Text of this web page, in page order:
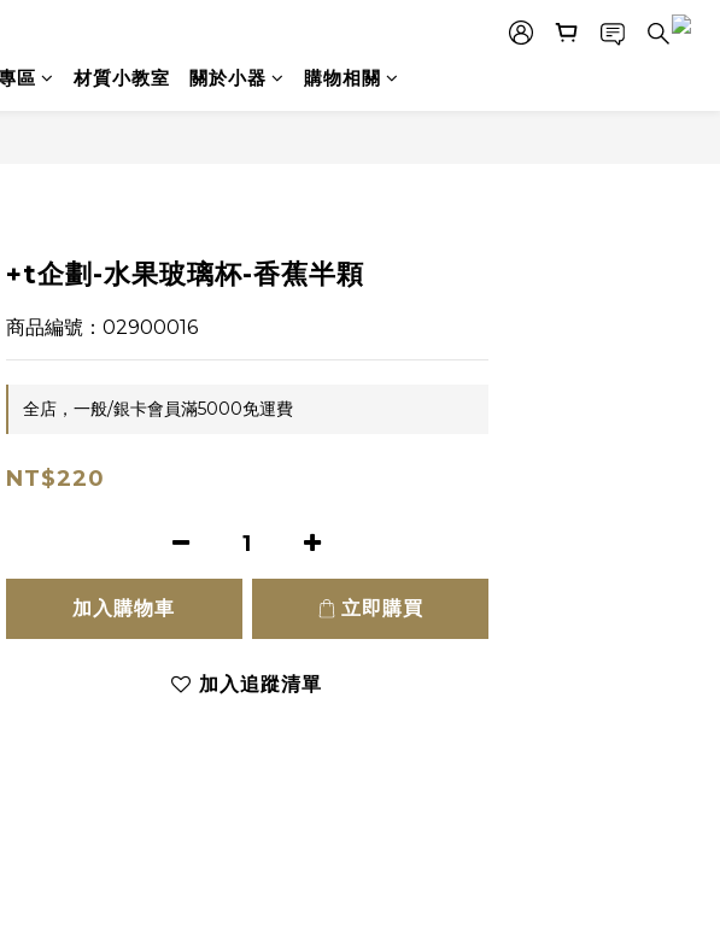
區 材質小教室 關於小器 購物相關
+t企劃-水果玻璃杯-香蕉半顆
商品編號：02900016
全店，一般/銀卡會員滿5000免運費
NT$220
加入購物車 立即購買
加入追蹤清單